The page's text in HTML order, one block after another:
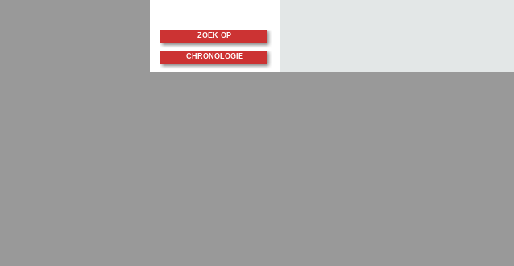
ZOEK OP
CHRONOLOGIE